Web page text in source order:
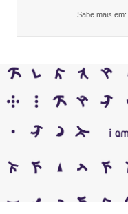
Sabe mais em: